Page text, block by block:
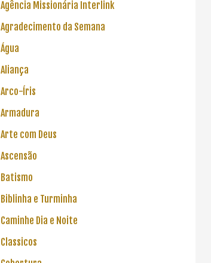
Agência Missionária Interlink
Agradecimento da Semana
Água
Aliança
Arco-Íris
Armadura
Arte com Deus
Ascensão
Batismo
Biblinha e Turminha
Caminhe Dia e Noite
Classicos